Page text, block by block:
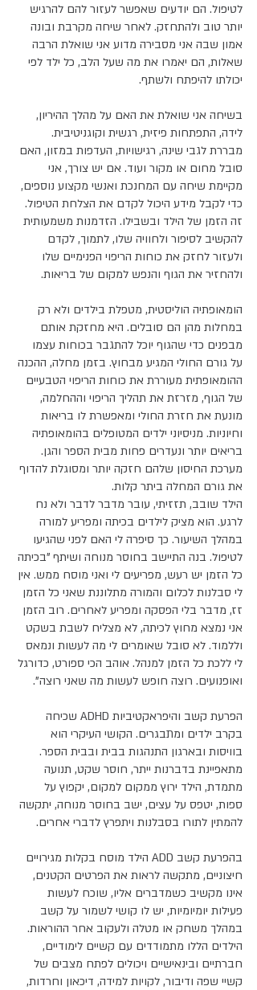
לטיפול. הם יודעים שאפשר לעזור להם להרגיש
יותר טוב ולהתחזק. לאחר שיחה מקרבת ובונה
אמון שבה אני מסבירה מדוע אני שואלת הרבה
שאלות, הם יאמרו את מה שעל הלב, כל ילד לפי
יכולתו להיפתח ולשתף.
בשיחה אני שואלת את האם על מהלך ההיריון,
לידה, התפתחות פיזית, רגשית וקוגניטיבית.
מבררת לגבי שינה, רגישויות, העדפות במזון, האם
סובל מחום או מקור ועוד. אם יש צורך, אני
מקיימת שיחה עם המחנכת ואנשי מקצוע נוספים,
כדי לקבל מידע היכול לקדם את הצלחת הטיפול.
זה הזמן של הילד ובשבילו. הזדמנות משמעותית
להקשיב לסיפור ולחוויה שלו, לתמוך, לקדם
ולעזור לחזק את כוחות הריפוי הפנימיים שלו
ולהחזיר את הגוף והנפש למקום של בריאות.
הומאופתיה הוליסטית, מטפלת בילדים ולא רק
במחלות מהן הם סובלים. היא מחזקת אותם
מבפנים כדי שהגוף יוכל להתגבר בכוחות עצמו
על גורם החולי המגיע מבחוץ. בזמן מחלה, ההכנה
ההומאופתית מעוררת את כוחות הריפוי הטבעיים
של הגוף, מזרזת את תהליך הריפוי וההחלמה,
מונעת את חזרת החולי ומאפשרת לו בריאות
וחיוניות. מניסיוני ילדים המטופלים בהומאופתיה
בריאים יותר ונעדרים פחות מבית הספר והגן.
מערכת החיסון שלהם חזקה יותר ומסוגלת להדוף
את גורם המחלה ביתר קלות.
הילד שובב, תזזיתי, עובר מדבר לדבר ולא נח
לרגע. הוא מציק לילדים בכיתה ומפריע למורה
במהלך השיעור. כך סיפרה לי האם לפני שהגיעו
לטיפול. בנה התיישב בחוסר מנוחה ושיתף "בכיתה
כל הזמן יש רעש, מפריעים לי ואני מוסח ממש. אין
לי סבלנות לכלום והמורה מתלוננת שאני כל הזמן
זז, מדבר בלי הפסקה ומפריע לאחרים. רוב הזמן
אני נמצא מחוץ לכיתה, לא מצליח לשבת בשקט
וללמוד. לא סובל שאומרים לי מה לעשות ונמאס
לי ללכת כל הזמן למנהל. אוהב הכי ספורט, כדורגל
ואופנועים. רוצה חופש לעשות מה שאני רוצה".
הפרעת קשב והיפראקטיביות ADHD שכיחה
בקרב ילדים ומתבגרים. הקושי העיקרי הוא
בוויסות ובארגון התנהגות בבית ובבית הספר.
מתאפיינת בדברנות ייתר, חוסר שקט, תנועה
מתמדת, הילד ירוץ ממקום למקום, יקפוץ על
ספות, יטפס על עצים, ישב בחוסר מנוחה, יתקשה
להמתין לתורו בסבלנות ויתפרץ לדברי אחרים.
בהפרעת קשב ADD הילד מוסח בקלות מגירויים
חיצוניים, מתקשה לראות את הפרטים הקטנים,
אינו מקשיב כשמדברים אליו, שוכח לעשות
פעילות יומיומיות, יש לו קושי לשמור על קשב
במהלך משחק או מטלה ולעקוב אחר ההוראות.
הילדים הללו מתמודדים עם קשיים לימודיים,
חברתיים ובינאישיים ויכולים לפתח מצבים של
קשיי שפה ודיבור, לקויות למידה, דיכאון וחרדות,